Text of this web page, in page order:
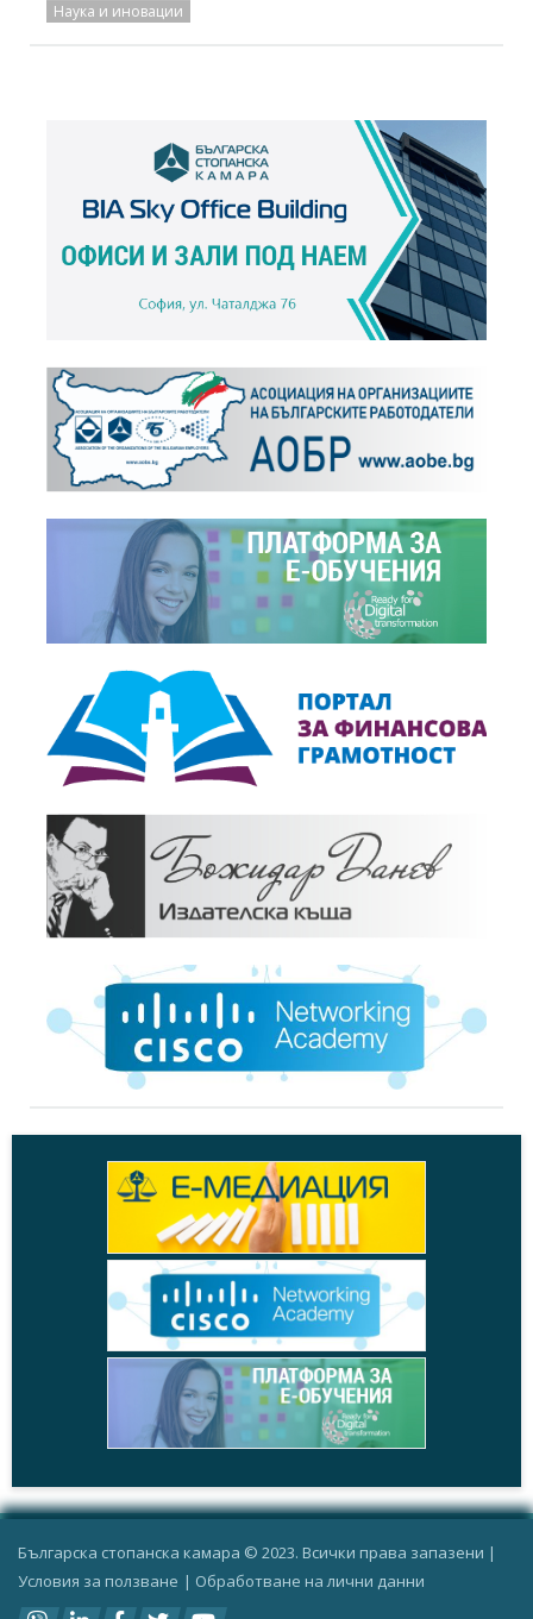
Наука и иновации
Българска стопанска камара © 2023. Всички права запазени |
Условия за ползване | Oбработване на лични данни